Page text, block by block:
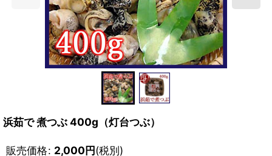
浜茹で 煮つぶ 400g（灯台つぶ）
販売価格: 2,000円(税別)